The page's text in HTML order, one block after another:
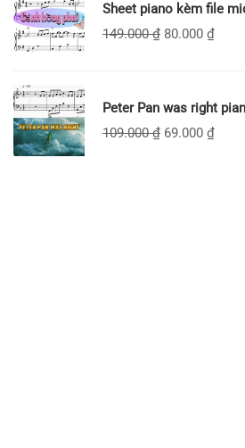
Sheet piano kèm file
149.000₫ 80.000 ₫
Peter Pan was right
109.000₫ 69.000 ₫